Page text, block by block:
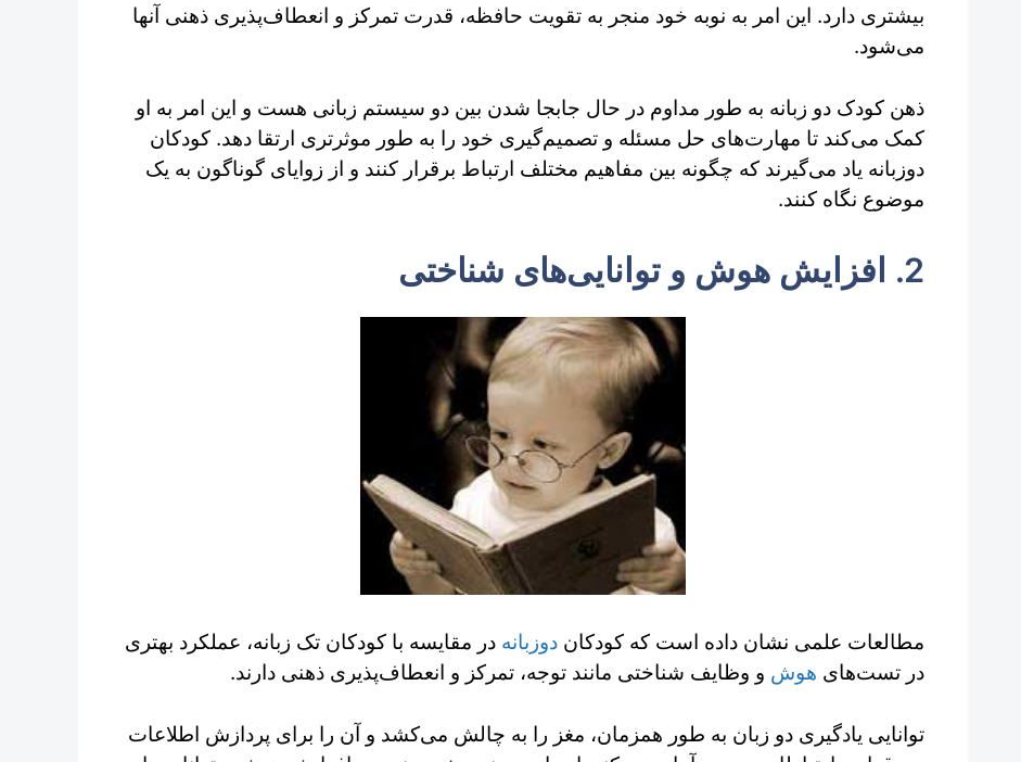
بیشتری دارد. این امر به نوبه خود منجر به تقویت حافظه، قدرت تمرکز و انعطاف‌پذیری ذهنی آنها
می‌شود.
ذهن کودک دو زبانه به طور مداوم در حال جابجا شدن بین دو سیستم زبانی هست و این امر به او
کمک می‌کند تا مهارت‌های حل مسئله و تصمیم‌گیری خود را به طور موثرتری ارتقا دهد. کودکان
دوزبانه یاد می‌گیرند که چگونه بین مفاهیم مختلف ارتباط برقرار کنند و از زوایای گوناگون به یک
موضوع نگاه کنند.
2. افزایش هوش و توانایی‌های شناختی
مطالعات علمی نشان داده است که کودکان دوزبانه در مقایسه با کودکان تک زبانه، عملکرد بهتری
در تست‌های هوش و وظایف شناختی مانند توجه، تمرکز و انعطاف‌پذیری ذهنی دارند.
توانایی یادگیری دو زبان به طور همزمان، مغز را به چالش می‌کشد و آن را برای پردازش اطلاعات